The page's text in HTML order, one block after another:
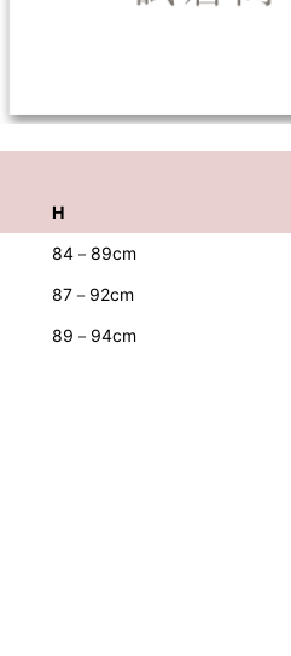
H
84－89cm
87－92cm
89－94cm